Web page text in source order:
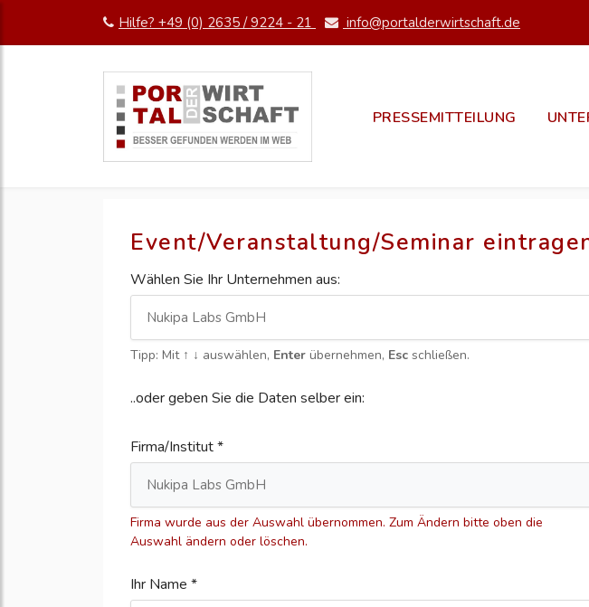
Hilfe? +49 (0) 2635 / 9224 - 21 info@portalderwirtschaft.de
PRESSEMITTEILUNG
Event/Veranstaltung/Seminar
Wählen Sie Ihr Unternehmen aus:
Tipp: Mit ↑ ↓ auswählen, Enter übernehmen, Esc schließen.
..oder geben Sie die Daten selber ein:
Firma/Institut *
Firma wurde aus der Auswahl übernommen. Zum Ändern bitte oben die
Auswahl ändern oder löschen.
Ihr Name *